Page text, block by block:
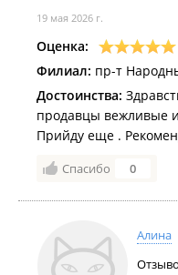
19 мая 2026 г.
Оценка:
Филиал: пр-т
Достоинства:
продавцы вежливые
Прийду еще .
Спасибо 0
Алина